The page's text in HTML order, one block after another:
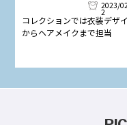
2023/
2
コレクションでは衣装デザ
からヘアメイクまで担当